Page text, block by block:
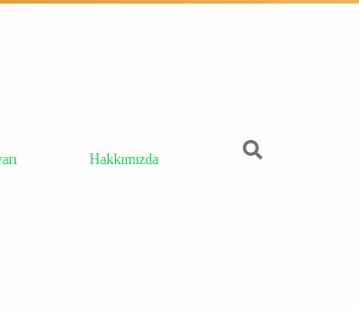
Hakkımızda